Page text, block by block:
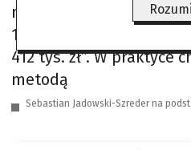
mieniem spółki
1,5 mln zł oraz próby
412 tys. zł”. W praktyce
metodą
Sebastian Jadowski-Szreder na